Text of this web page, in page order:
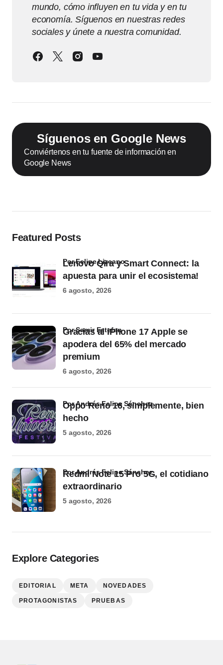
mundo, cómo influyen en tu vida y en tu
economía. Síguenos en nuestras redes
sociales y únete a nuestra comunidad.
Síguenos en Google News
Conviértenos en tu fuente de información en
Google News
Featured Posts
Lenovo Qira y Smart Connect: la
apuesta para unir el ecosistema!
por Felipe Lizcano
6 agosto, 2026
Gracias al iPhone 17 Apple se
apodera del 65% del mercado
premium
por Samir Estefan
6 agosto, 2026
Oppo Reno 16, simplemente, bien
hecho
por Andrés Felipe Sánchez
5 agosto, 2026
Redmi Note 15 Pro 5G, el cotidiano
extraordinario
por Andrés Felipe Sánchez
5 agosto, 2026
Explore Categories
EDITORIAL META NOVEDADES
PROTAGONISTAS PRUEBAS